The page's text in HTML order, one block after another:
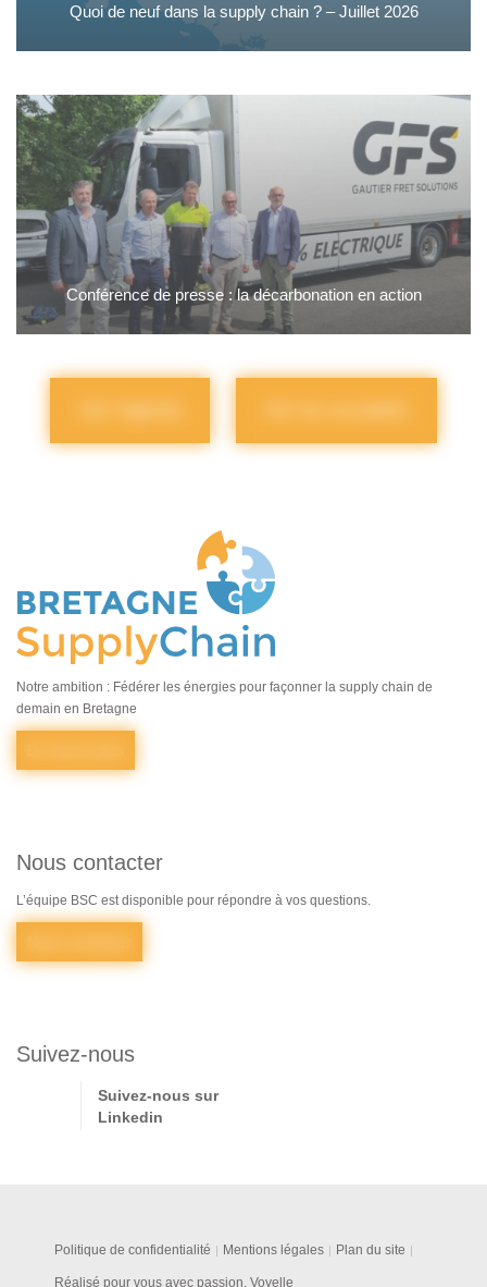
Quoi de neuf dans la supply chain ? – Juillet 2026
Conférence de presse : la décarbonation en action
Notre ambition : Fédérer les énergies pour façonner la supply chain de
demain en Bretagne
Nous contacter
L’équipe BSC est disponible pour répondre à vos questions.
Suivez-nous
Suivez-nous sur
Linkedin
Politique de confidentialité Mentions légales Plan du site
Réalisé pour vous avec passion, Voyelle